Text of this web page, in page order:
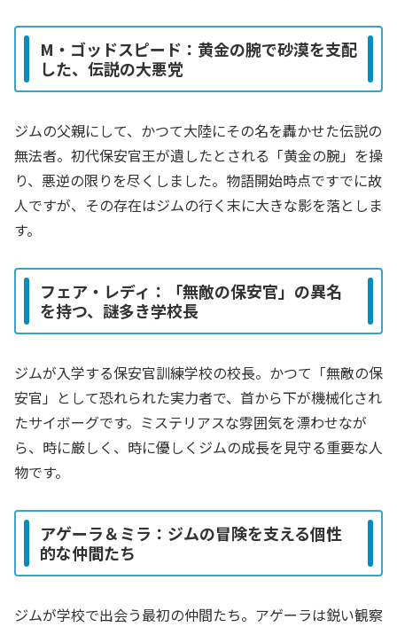
M・ゴッドスピード：黄金の腕で砂漠を支配
した、伝説の大悪党
ジムの父親にして、かつて大陸にその名を轟かせた伝説の
無法者。初代保安官王が遺したとされる「黄金の腕」を操
り、悪逆の限りを尽くしました。物語開始時点ですでに故
人ですが、その存在はジムの行く末に大きな影を落としま
す。
フェア・レディ：「無敵の保安官」の異名
を持つ、謎多き学校長
ジムが入学する保安官訓練学校の校長。かつて「無敵の保
安官」として恐れられた実力者で、首から下が機械化され
たサイボーグです。ミステリアスな雰囲気を漂わせなが
ら、時に厳しく、時に優しくジムの成長を見守る重要な人
物です。
アゲーラ＆ミラ：ジムの冒険を支える個性
的な仲間たち
ジムが学校で出会う最初の仲間たち。アゲーラは鋭い観察